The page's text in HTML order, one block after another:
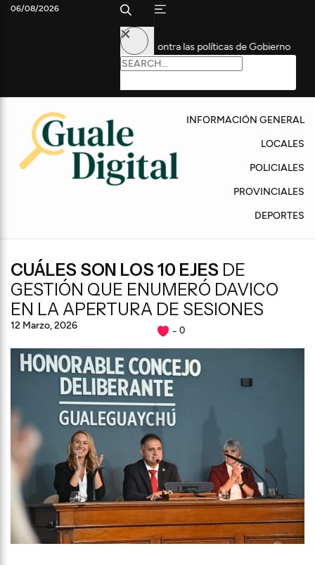
UnionBat y apuntó contra las políticas de Gobierno Conocé
06/08/2026
INFORMACIÓN GENERAL
LOCALES
POLICIALES
PROVINCIALES
DEPORTES
CUÁLES SON LOS 10 EJES DE
GESTIÓN QUE ENUMERÓ DAVICO
EN LA APERTURA DE SESIONES
12 Marzo, 2026 0